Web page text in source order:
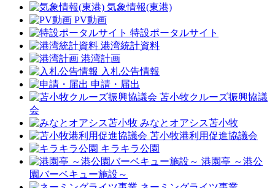
気象情報(東港)
PV動画
特設ポータルサイト
港湾統計資料
港湾計画
入札公告情報
申請・届出
苫小牧クルーズ振興協議
会
みなとオアシス苫小牧
苫小牧港利用促進協議会
キラキラ公園
港園亭 ～港公
園バーベキュー施設～